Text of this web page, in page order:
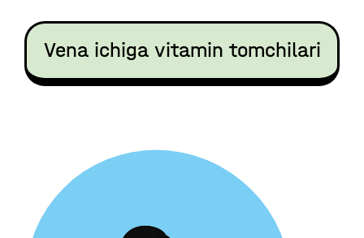
Vena ichiga vitamin tomchilari